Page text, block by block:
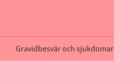
Gravidbesvär och sjukdomar